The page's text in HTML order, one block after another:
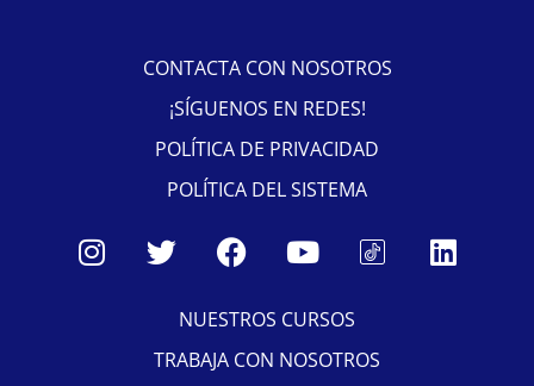
CONTACTA CON NOSOTROS
¡SÍGUENOS EN REDES!
POLÍTICA DE PRIVACIDAD
POLÍTICA DEL SISTEMA
NUESTROS CURSOS
TRABAJA CON NOSOTROS